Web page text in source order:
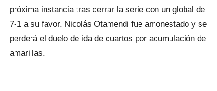
próxima instancia tras cerrar la serie con un global de
7-1 a su favor. Nicolás Otamendi fue amonestado y se
perderá el duelo de ida de cuartos por acumulación de
amarillas.